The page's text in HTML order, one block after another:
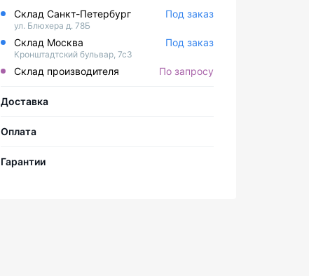
Склад Санкт-Петербург
Под заказ
ул. Блюхера д. 78Б
Склад Москва Под заказ
Кронштадтский бульвар, 7с3
Склад производителя По запросу
Доставка
Оплата
Гарантии